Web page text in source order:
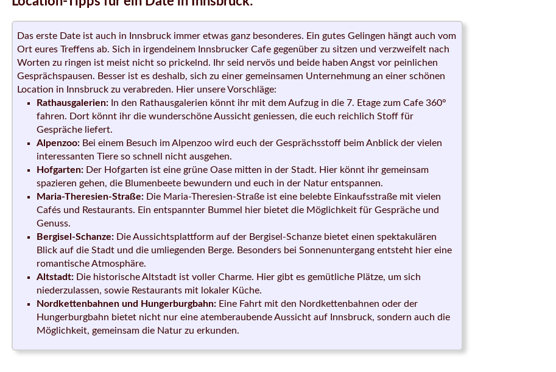
Das erste Date ist auch in Innsbruck immer etwas ganz besonderes. Ein gutes Gelingen hängt auch vom
Ort eures Treffens ab. Sich in irgendeinem Innsbrucker Cafe gegenüber zu sitzen und verzweifelt nach
Worten zu ringen ist meist nicht so prickelnd. Ihr seid nervös und beide haben Angst vor peinlichen
Gesprächspausen. Besser ist es deshalb, sich zu einer gemeinsamen Unternehmung an einer schönen
Location in Innsbruck zu verabreden. Hier unsere Vorschläge:
Rathausgalerien: In den Rathausgalerien könnt ihr mit dem Aufzug in die 7. Etage zum Cafe 360°
fahren. Dort könnt ihr die wunderschöne Aussicht geniessen, die euch reichlich Stoff für
Gespräche liefert.
Alpenzoo: Bei einem Besuch im Alpenzoo wird euch der Gesprächsstoff beim Anblick der vielen
interessanten Tiere so schnell nicht ausgehen.
Hofgarten: Der Hofgarten ist eine grüne Oase mitten in der Stadt. Hier könnt ihr gemeinsam
spazieren gehen, die Blumenbeete bewundern und euch in der Natur entspannen.
Maria-Theresien-Straße: Die Maria-Theresien-Straße ist eine belebte Einkaufsstraße mit vielen
Cafés und Restaurants. Ein entspannter Bummel hier bietet die Möglichkeit für Gespräche und
Genuss.
Bergisel-Schanze: Die Aussichtsplattform auf der Bergisel-Schanze bietet einen spektakulären
Blick auf die Stadt und die umliegenden Berge. Besonders bei Sonnenuntergang entsteht hier eine
romantische Atmosphäre.
Altstadt: Die historische Altstadt ist voller Charme. Hier gibt es gemütliche Plätze, um sich
niederzulassen, sowie Restaurants mit lokaler Küche.
Nordkettenbahnen und Hungerburgbahn: Eine Fahrt mit den Nordkettenbahnen oder der
Hungerburgbahn bietet nicht nur eine atemberaubende Aussicht auf Innsbruck, sondern auch die
Möglichkeit, gemeinsam die Natur zu erkunden.